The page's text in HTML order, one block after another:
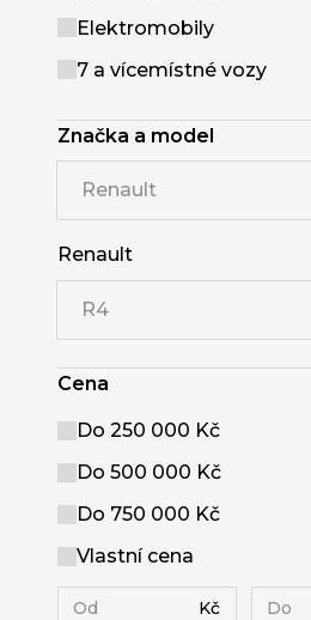
Elektromobily
7 a vícemístné vozy
Značka a model
Renault
Renault
R4
Cena
Do 250 000 Kč
Do 500 000 Kč
Do 750 000 Kč
Vlastní cena
Kč